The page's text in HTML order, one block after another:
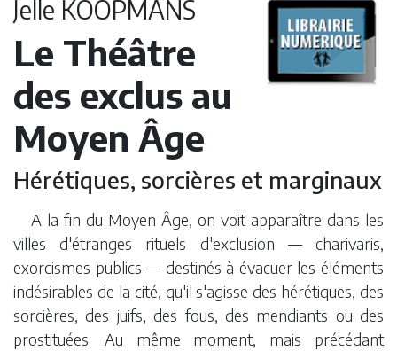
Jelle KOOPMANS
Le Théâtre
des exclus au
Moyen Âge
Hérétiques, sorcières et marginaux
A la fin du Moyen Âge, on voit apparaître dans les
villes d'étranges rituels d'exclusion — charivaris,
exorcismes publics — destinés à évacuer les éléments
indésirables de la cité, qu'il s'agisse des hérétiques, des
sorcières, des juifs, des fous, des mendiants ou des
prostituées. Au même moment, mais précédant